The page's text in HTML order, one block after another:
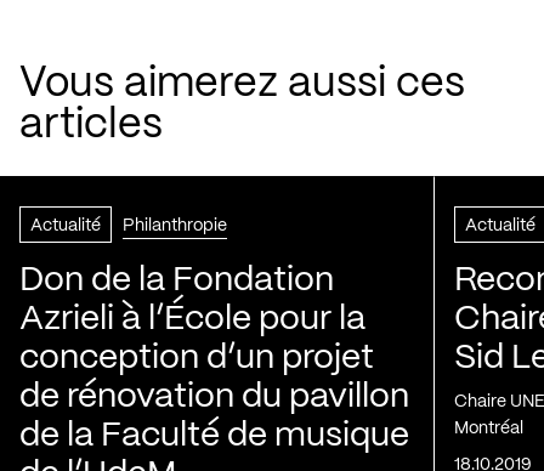
Vous aimerez aussi ces
articles
Actualité Philanthropie
Don de la Fondation
Azrieli à l’École pour la
conception d’un projet
de rénovation du pavillon
de la Faculté de musique
Actualité
Sid
Chaire
Montréal
18.10.2019